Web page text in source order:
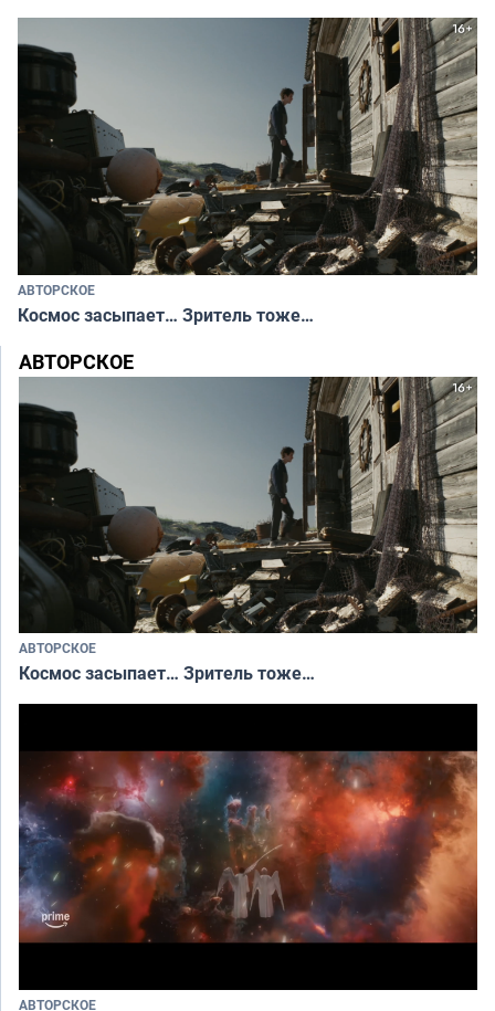
АВТОРСКОЕ
Космос засыпает… Зритель тоже…
АВТОРСКОЕ
АВТОРСКОЕ
Космос засыпает… Зритель тоже…
АВТОРСКОЕ